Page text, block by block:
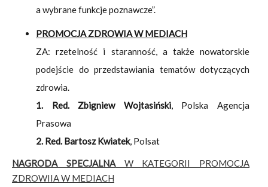
a wybrane funkcje poznawcze”.
PROMOCJA ZDROWIA W MEDIACH
ZA: rzetelność i staranność, a także nowatorskie
podejście do przedstawiania tematów dotyczących
zdrowia.
1. Red. Zbigniew Wojtasiński, Polska Agencja
Prasowa
2. Red. Bartosz Kwiatek, Polsat
NAGRODA SPECJALNAW KATEGORII PROMOCJA
ZDROWIIA W MEDIACH